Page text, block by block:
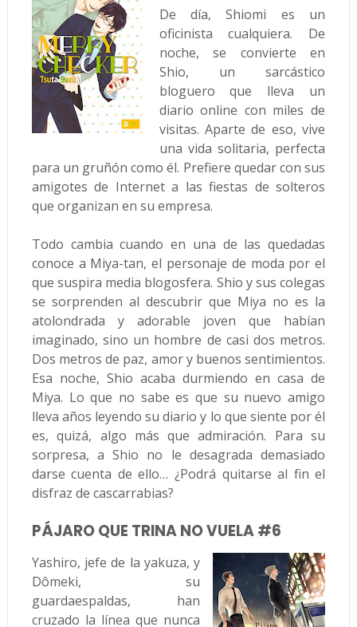
De día, Shiomi es un
oficinista cualquiera. De
noche, se convierte en
Shio, un sarcástico
bloguero que lleva un
diario online con miles de
visitas. Aparte de eso, vive
una vida solitaria, perfecta
para un gruñón como él. Prefiere quedar con sus
amigotes de Internet a las fiestas de solteros
que organizan en su empresa.
Todo cambia cuando en una de las quedadas
conoce a Miya-tan, el personaje de moda por el
que suspira media blogosfera. Shio y sus colegas
se sorprenden al descubrir que Miya no es la
atolondrada y adorable joven que habían
imaginado, sino un hombre de casi dos metros.
Dos metros de paz, amor y buenos sentimientos.
Esa noche, Shio acaba durmiendo en casa de
Miya. Lo que no sabe es que su nuevo amigo
lleva años leyendo su diario y lo que siente por él
es, quizá, algo más que admiración. Para su
sorpresa, a Shio no le desagrada demasiado
darse cuenta de ello… ¿Podrá quitarse al fin el
disfraz de cascarrabias?
PÁJARO QUE TRINA NO VUELA #6
Yashiro, jefe de la yakuza, y
Dômeki, su
guardaespaldas, han
cruzado la línea que nunca